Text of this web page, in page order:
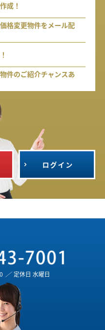
成！
格変更物件をメール配
件のご紹介チャンスあ
ログイン
／ 定休日 水曜日